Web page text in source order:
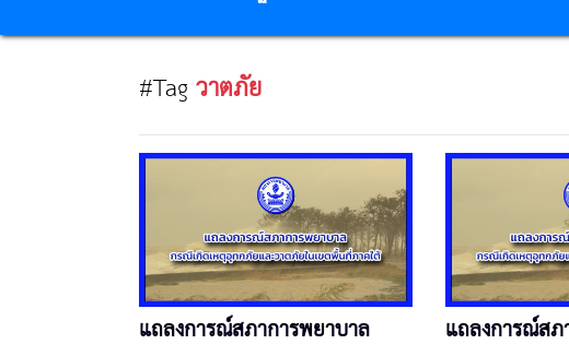
#Tagวาตภัย
แถลงการณ์สภาการพยาบาล
แถลงการณ์ส